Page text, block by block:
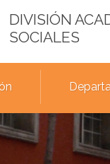
DIVISIÓN
SOCIALES